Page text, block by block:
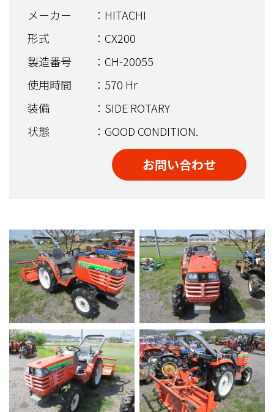
メーカー
：HITACHI
形式
：CX200
製造番号
：CH-20055
使用時間
：570 Hr
装備
：SIDE ROTARY
状態
：GOOD CONDITION.
お問い合わせ